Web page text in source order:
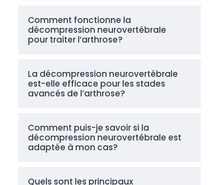
Comment fonctionne la
décompression neurovertébrale
pour traiter l’arthrose?
La décompression neurovertébrale
est-elle efficace pour les stades
avancés de l’arthrose?
Comment puis-je savoir si la
décompression neurovertébrale est
adaptée à mon cas?
Quels sont les principaux